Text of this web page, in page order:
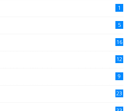
1
5
16
12
9
23